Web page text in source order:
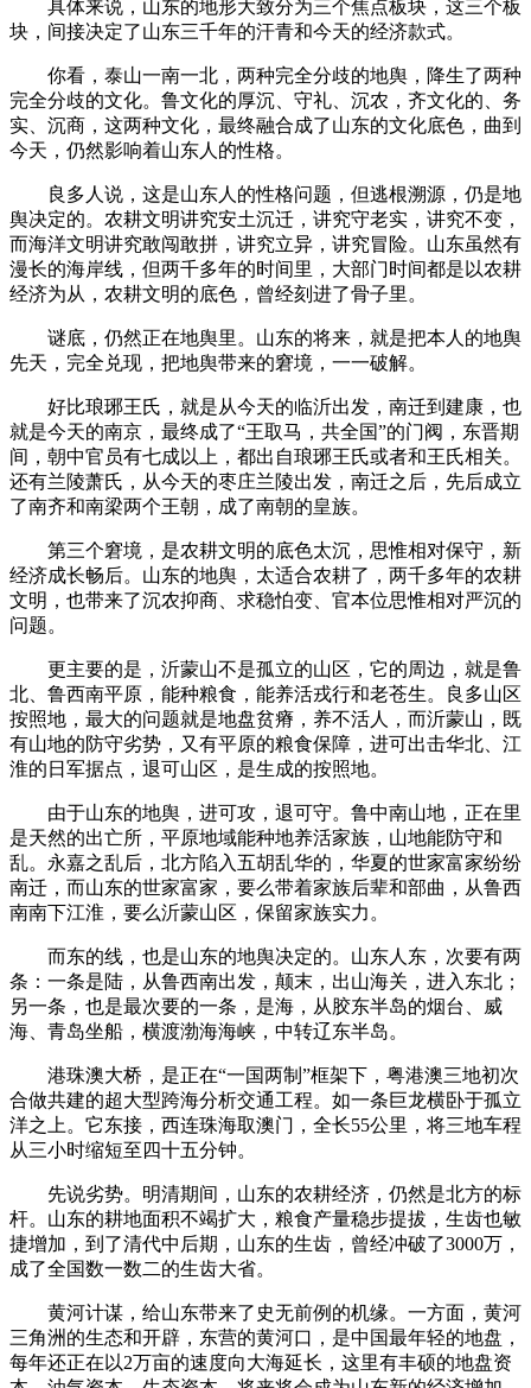
具体来说，山东的地形大致分为三个焦点板块，这三个板
块，间接决定了山东三千年的汗青和今天的经济款式。
你看，泰山一南一北，两种完全分歧的地舆，降生了两种
完全分歧的文化。鲁文化的厚沉、守礼、沉农，齐文化的、务
实、沉商，这两种文化，最终融合成了山东的文化底色，曲到
今天，仍然影响着山东人的性格。
良多人说，这是山东人的性格问题，但逃根溯源，仍是地
舆决定的。农耕文明讲究安土沉迁，讲究守老实，讲究不变，
而海洋文明讲究敢闯敢拼，讲究立异，讲究冒险。山东虽然有
漫长的海岸线，但两千多年的时间里，大部门时间都是以农耕
经济为从，农耕文明的底色，曾经刻进了骨子里。
谜底，仍然正在地舆里。山东的将来，就是把本人的地舆
先天，完全兑现，把地舆带来的窘境，一一破解。
好比琅琊王氏，就是从今天的临沂出发，南迁到建康，也
就是今天的南京，最终成了“王取马，共全国”的门阀，东晋期
间，朝中官员有七成以上，都出自琅琊王氏或者和王氏相关。
还有兰陵萧氏，从今天的枣庄兰陵出发，南迁之后，先后成立
了南齐和南梁两个王朝，成了南朝的皇族。
第三个窘境，是农耕文明的底色太沉，思惟相对保守，新
经济成长畅后。山东的地舆，太适合农耕了，两千多年的农耕
文明，也带来了沉农抑商、求稳怕变、官本位思惟相对严沉的
问题。
更主要的是，沂蒙山不是孤立的山区，它的周边，就是鲁
北、鲁西南平原，能种粮食，能养活戎行和老苍生。良多山区
按照地，最大的问题就是地盘贫瘠，养不活人，而沂蒙山，既
有山地的防守劣势，又有平原的粮食保障，进可出击华北、江
淮的日军据点，退可山区，是生成的按照地。
由于山东的地舆，进可攻，退可守。鲁中南山地，正在里
是天然的出亡所，平原地域能种地养活家族，山地能防守和
乱。永嘉之乱后，北方陷入五胡乱华的，华夏的世家富家纷纷
南迁，而山东的世家富家，要么带着家族后辈和部曲，从鲁西
南南下江淮，要么沂蒙山区，保留家族实力。
而东的线，也是山东的地舆决定的。山东人东，次要有两
条：一条是陆，从鲁西南出发，颠末，出山海关，进入东北；
另一条，也是最次要的一条，是海，从胶东半岛的烟台、威
海、青岛坐船，横渡渤海海峡，中转辽东半岛。
港珠澳大桥，是正在“一国两制”框架下，粤港澳三地初次
合做共建的超大型跨海分析交通工程。如一条巨龙横卧于孤立
洋之上。它东接，西连珠海取澳门，全长55公里，将三地车程
从三小时缩短至四十五分钟。
先说劣势。明清期间，山东的农耕经济，仍然是北方的标
杆。山东的耕地面积不竭扩大，粮食产量稳步提拔，生齿也敏
捷增加，到了清代中后期，山东的生齿，曾经冲破了3000万，
成了全国数一数二的生齿大省。
黄河计谋，给山东带来了史无前例的机缘。一方面，黄河
三角洲的生态和开辟，东营的黄河口，是中国最年轻的地盘，
每年还正在以2万亩的速度向大海延长，这里有丰硕的地盘资